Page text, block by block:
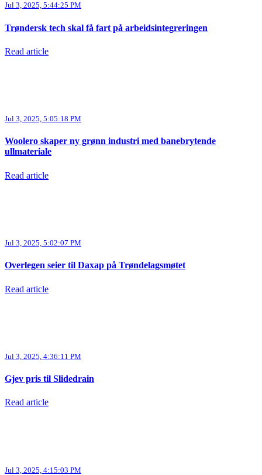
Jul 3, 2025, 5:44:25 PM
Trøndersk tech skal få fart på arbeidsintegreringen
Read article
Jul 3, 2025, 5:05:18 PM
Woolero skaper ny grønn industri med banebrytende
ullmateriale
Read article
Jul 3, 2025, 5:02:07 PM
Overlegen seier til Daxap på Trøndelagsmøtet
Read article
Jul 3, 2025, 4:36:11 PM
Gjev pris til Slidedrain
Read article
Jul 3, 2025, 4:15:03 PM